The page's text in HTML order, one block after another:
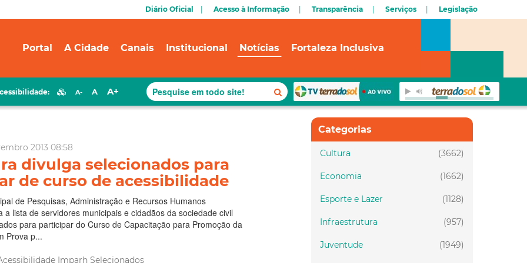
Diário Oficial Acesso à Informação Transparência Serviços Legislação
Portal A Cidade Canais Institucional Notícias Fortaleza Inclusiva
A- A A+
2013 08:58
divulga selecionados para
de curso de acessibilidade
de Pesquisas, Administração e Recursos Humanos
a lista de servidores municipais e cidadãos da sociedade civil
para participar do Curso de Capacitação para Promoção da
Prova p...
Imparh Selecionados
Categorias
(3662)
Cultura
(1662)
Economia
(1128)
Esporte e Lazer
(957)
Infraestrutura
(1949)
Juventude